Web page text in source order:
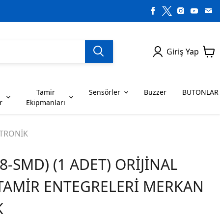
Giriş Yap
SENSÖRLER
BUTONLAR
SERİSİ ENTEGRELER
ENTEGRELER G SERİSİ ENTEGRELER
ENTEGRELER K SERİSİ ENTEGRELER
Dirençler
Tamir
Ekipmanları
Sensörler Buzzer BUTONLAR
SMD) (1 ADET) ORİJİNAL
ENTEGRELERİ MERKAN